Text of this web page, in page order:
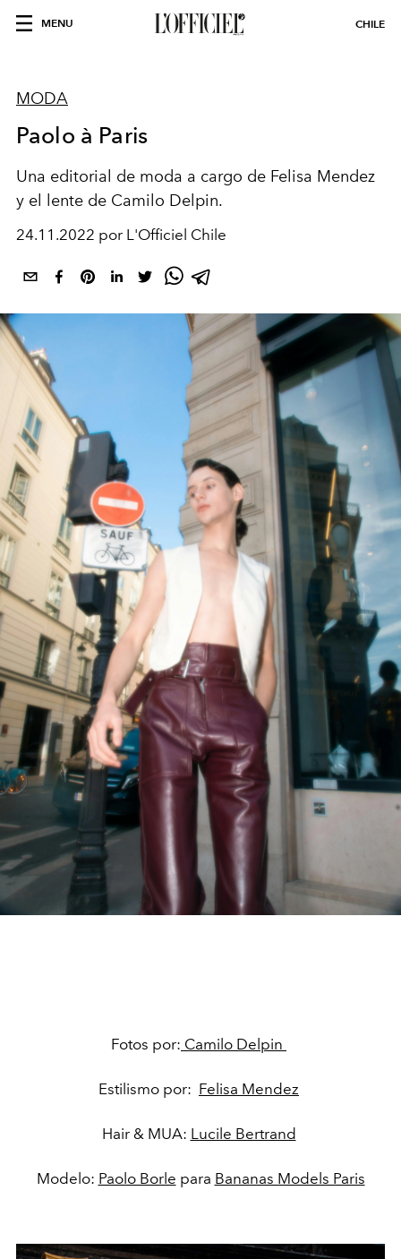
MENU CHILE
MODA
Paolo à Paris
Una editorial de moda a cargo de Felisa Mendez
y el lente de Camilo Delpin.
24.11.2022 por L'Officiel Chile
Fotos por: Camilo Delpin
Estilismo por: Felisa Mendez
Hair & MUA: Lucile Bertrand
Modelo: Paolo Borle para Bananas Models Paris